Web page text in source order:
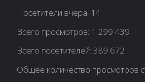
Посетители вчера: 14
Всего просмотров: 1 299 439
Всего посетителей:389 672
Общее количество просмотров